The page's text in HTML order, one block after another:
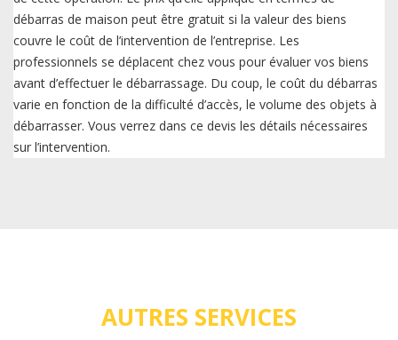
débarras de maison peut être gratuit si la valeur des biens
couvre le coût de l’intervention de l’entreprise. Les
professionnels se déplacent chez vous pour évaluer vos biens
avant d’effectuer le débarrassage. Du coup, le coût du débarras
varie en fonction de la difficulté d’accès, le volume des objets à
débarrasser. Vous verrez dans ce devis les détails nécessaires
sur l’intervention.
AUTRES SERVICES